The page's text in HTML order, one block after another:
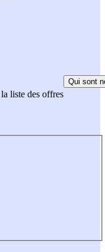
liste des offres
Qui sont